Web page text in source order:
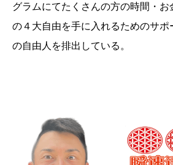
グラムにてたくさんの方の時間・
の４大自由を手に入れるためのサポ
の自由人を排出している。